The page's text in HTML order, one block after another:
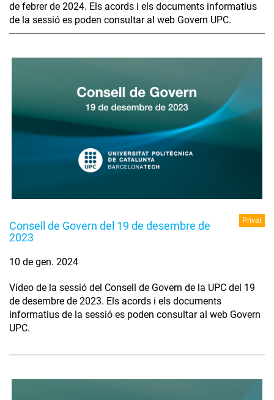
de febrer de 2024. Els acords i els documents informatius
de la sessió es poden consultar al web Govern UPC.
Consell de Govern del 19 de desembre de
2023
Privat
10 de gen. 2024
Vídeo de la sessió del Consell de Govern de la UPC del 19
de desembre de 2023. Els acords i els documents
informatius de la sessió es poden consultar al web Govern
UPC.